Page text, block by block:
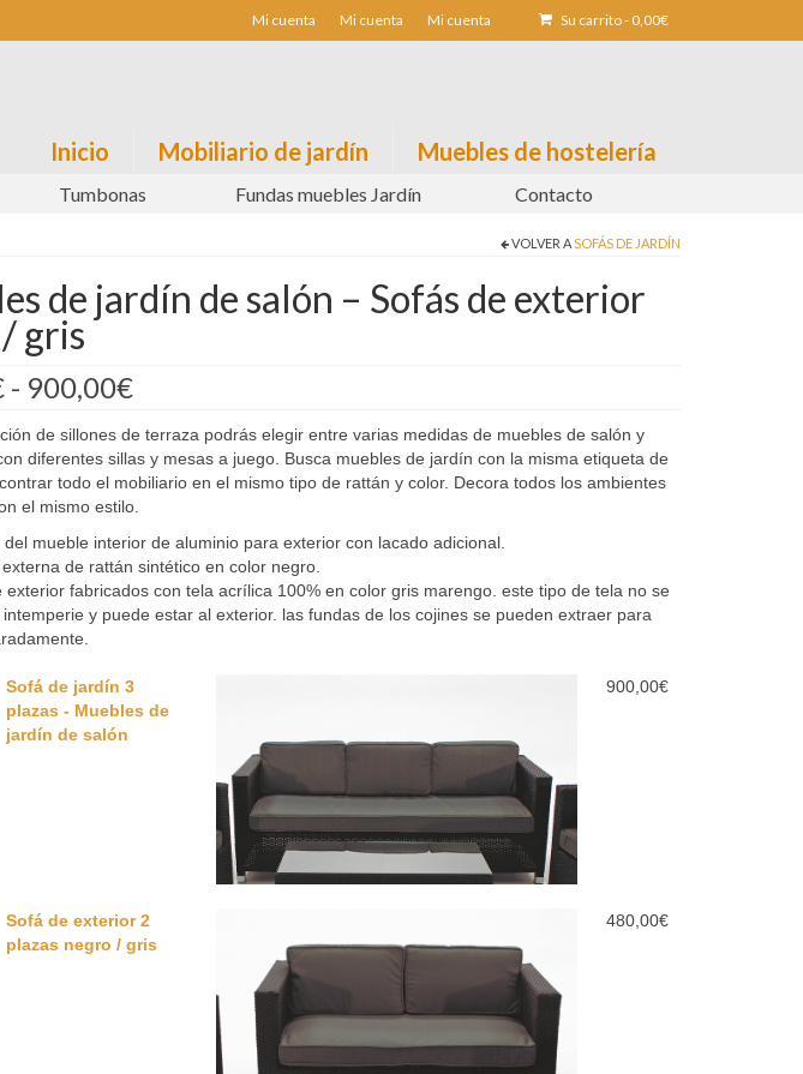
Mi cuenta Mi cuenta Mi cuenta Su carrito- 0,00€
Inicio Mobiliario de jardín Muebles de hostelería
Tumbonas Fundas muebles Jardín Contacto
VOLVER ASOFÁS DE JARDÍN
de jardín de salón – Sofás de exterior
gris
- 900,00€Rango
precios:
desde
300,00€
hasta
900,00€
de sillones de terraza podrás elegir entre varias medidas de muebles de salón y
diferentes sillas y mesas a juego. Busca muebles de jardín con la misma etiqueta de
todo el mobiliario en el mismo tipo de rattán y color. Decora todos los ambientes
el mismo estilo.
del mueble interior de aluminio para exterior con lacado adicional.
de rattán sintético en color negro.
exterior fabricados con tela acrílica 100% en color gris marengo. este tipo de tela no se
y puede estar al exterior. las fundas de los cojines se pueden extraer para
Sofá de jardín 3
plazas - Muebles de
jardín de salón
900,00€
Sofá de exterior 2
plazas negro / gris
480,00€